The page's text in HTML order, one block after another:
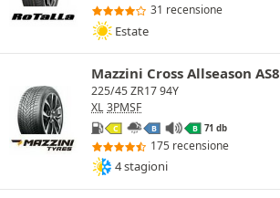
31 recensione
Estate
Mazzini Cross Allseason AS8
225/45 ZR17 94Y
XL 3PMSF
C B B 71 db
175 recensione
4 stagioni